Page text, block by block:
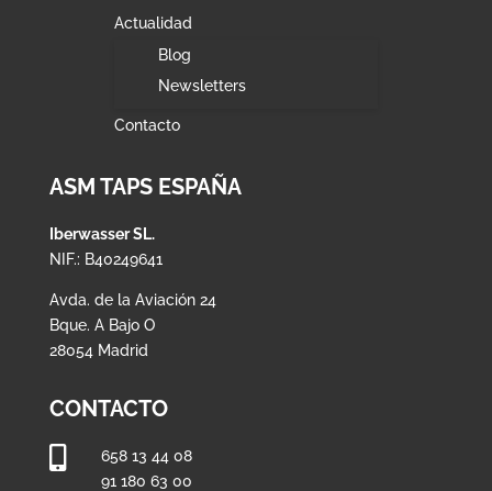
Actualidad
Blog
Newsletters
Contacto
ASM TAPS ESPAÑA
Iberwasser SL.
NIF.: B40249641
Avda. de la Aviación 24
Bque. A Bajo O
28054 Madrid
CONTACTO
658 13 44 08
91 180 63 00